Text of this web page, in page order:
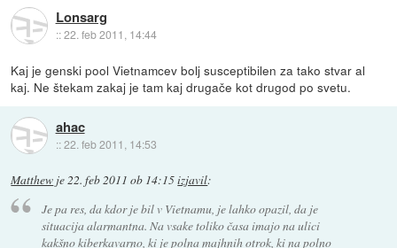
Lonsarg
::22. feb 2011, 14:44
Kaj je genski pool Vietnamcev bolj susceptibilen za tako stvar al
kaj. Ne štekam zakaj je tam kaj drugače kot drugod po svetu.
ahac
::22. feb 2011, 14:53
Matthew je22. feb 2011 ob 14:15izjavil:
Je pa res, da kdor je bil v Vietnamu, je lahko opazil, da je
situacija alarmantna. Na vsake toliko časa imajo na ulici
kakšno kiberkavarno, ki je polna majhnih otrok, ki na polno